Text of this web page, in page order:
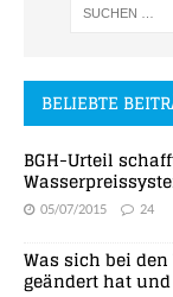
BELIEBTE
BGH-Urteil
05/07/2015 24
Was sich bei
geändert hat